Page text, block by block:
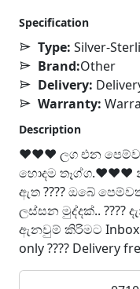
Specification
Type: Silver-
Brand:Other
Delivery:
Warranty:
Description
❤️❤️❤️ ලග එන
හොදම තෑග්ග.❤️❤️❤️
ඇත ???? ඔබේ
ලස්සන මුද්දක්.. ????
ඇනවුම් කිරිමට Inbox
only ???? Delivery